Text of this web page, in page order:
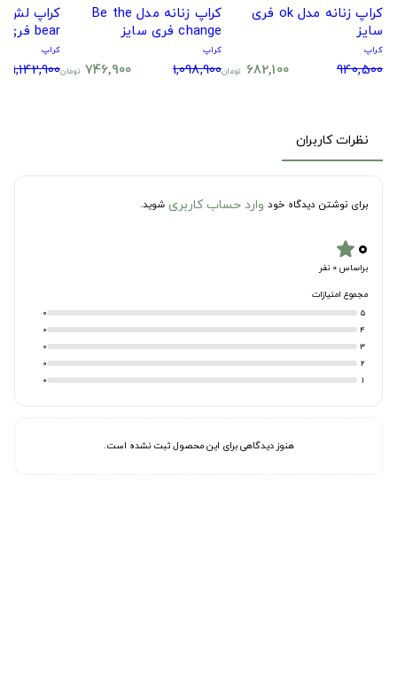
کراپ زنانه مدل ok فری
سایز
کراپ
940,500
682,100 تومان
کراپ زنانه مدل Be the
change فری سایز
کراپ
1,098,900
746,900 تومان
bear فری سایز کد295674
کراپ
1,142,900
نظرات کاربران
برای نوشتن دیدگاه خود وارد حساب کاربری شوید.
۰star
براساس 0 نفر
مجموع امتیازات
5
0
4
0
3
0
2
0
1
0
هنوز دیدگاهی برای این محصول ثبت نشده است.